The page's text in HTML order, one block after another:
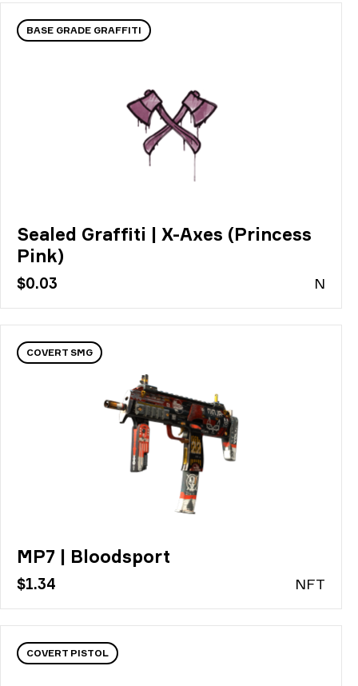
BASE GRADE GRAFFITI
Sealed Graffiti | X-Axes (Princess
Pink)
$0.03 N
COVERT SMG
MP7 | Bloodsport
$1.34 NFT
COVERT PISTOL